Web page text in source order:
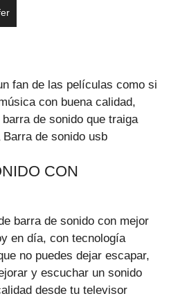
fan de las películas como si
con buena calidad,
de sonido que traiga
de sonido usb
CON
barra de sonido con mejor
en día, con tecnología
no puedes dejar escapar,
y escuchar un sonido
desde tu televisor